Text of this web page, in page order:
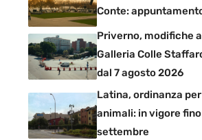
Conte:
Priverno, modifiche
Galleria Colle
dal 7 agosto 2026
Latina, ordinanza
animali: in vigore
settembre